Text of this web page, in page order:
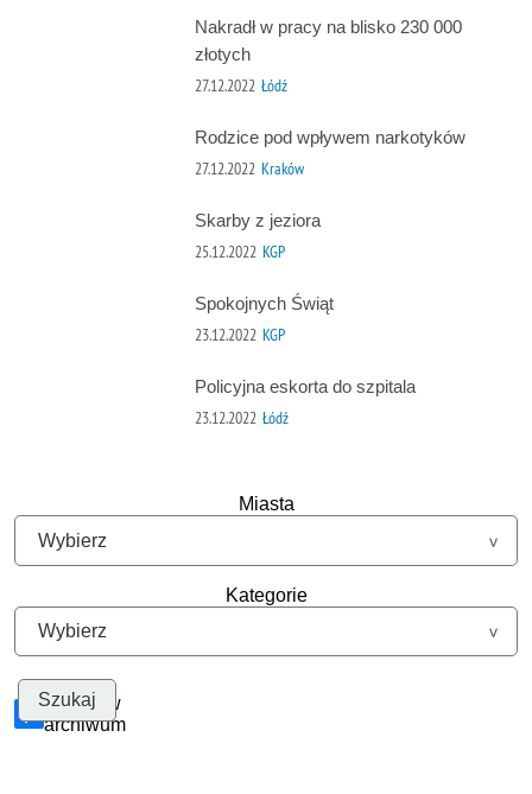
Nakradł w pracy na blisko 230 000
złotych
27.12.2022 Łódź
Rodzice pod wpływem narkotyków
27.12.2022 Kraków
Skarby z jeziora
25.12.2022 KGP
Spokojnych Świąt
23.12.2022 KGP
Policyjna eskorta do szpitala
23.12.2022 Łódź
Miasta
Kategorie
Szukaj w
archiwum